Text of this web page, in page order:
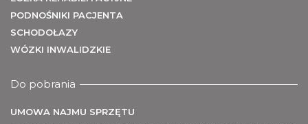
PODNOŚNIKI PACJENTA
SCHODOŁAZY
WÓZKI INWALIDZKIE
Do pobrania
UMOWA NAJMU SPRZĘTU